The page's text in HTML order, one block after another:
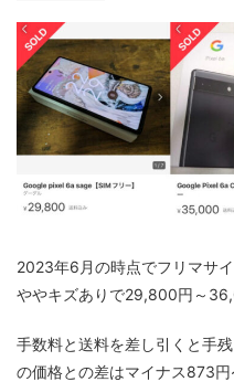
2023年6月の時点でフリマサ
ややキズありで29,800円～
手数料と送料を差し引くと手
の価格との差はマイナス873